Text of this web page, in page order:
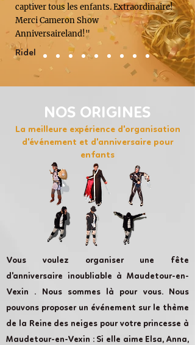
captiver tous les enfants. Extraordinaire!
Merci Cameron Show
Anniversaireland!"
Ridel
NOS ORIGINES
La meilleure expérience d'organisation
d'événement et d'anniversaire pour
enfants
Vous voulez organiser une fête
d'anniversaire inoubliable à Maudetour-en-
Vexin . Nous sommes là pour vous. Nous
pouvons proposer un événement sur le thème
de la Reine des neiges pour votre princesse à
Maudetour-en-Vexin : Si elle aime Elsa, Anna,